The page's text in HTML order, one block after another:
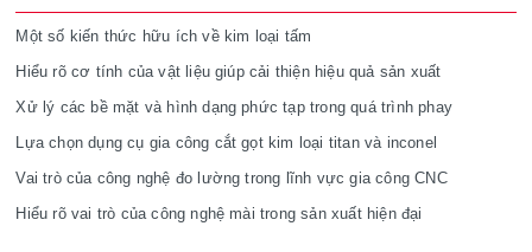
Một số kiến thức hữu ích về kim loại tấm
Hiểu rõ cơ tính của vật liệu giúp cải thiện hiệu quả sản xuất
Xử lý các bề mặt và hình dạng phức tạp trong quá trình phay
Lựa chọn dụng cụ gia công cắt gọt kim loại titan và inconel
Vai trò của công nghệ đo lường trong lĩnh vực gia công CNC
Hiểu rõ vai trò của công nghệ mài trong sản xuất hiện đại